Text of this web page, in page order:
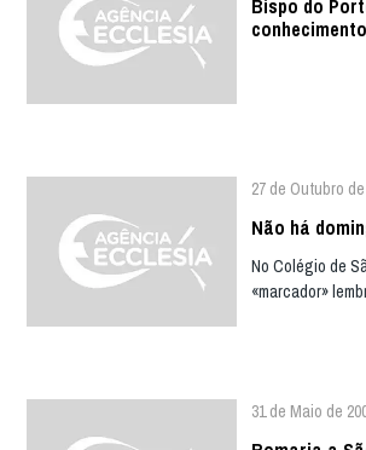
Bispo do
27 de Outubro
Não há
No Colégio de
«marcador»
31 de Maio de